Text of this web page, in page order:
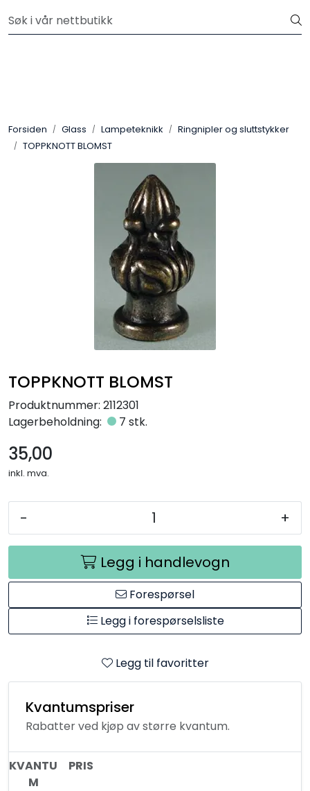
Velkommen til vår nye nettbutikk! Besøk Min side for mer
Forsiden Glass Lampeteknikk
Ringnipler og sluttstykker
TOPPKNOTT BLOMST
TOPPKNOTT BLOMST
Produktnummer: 2112301
Lagerbeholdning:
7 stk.
35,00
inkl. mva.
- +
Legg i handlevogn
Forespørsel
Legg i forespørselsliste
Legg til favoritter
Kvantumspriser
Rabatter ved kjøp av større kvantum.
KVANTU
M
PRIS
Pulverglasur
Dekaler
Bøker